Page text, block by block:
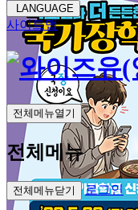
LANGUAGE
사이트맵
전체메뉴열기
전체메뉴
전체메뉴닫기 로그인